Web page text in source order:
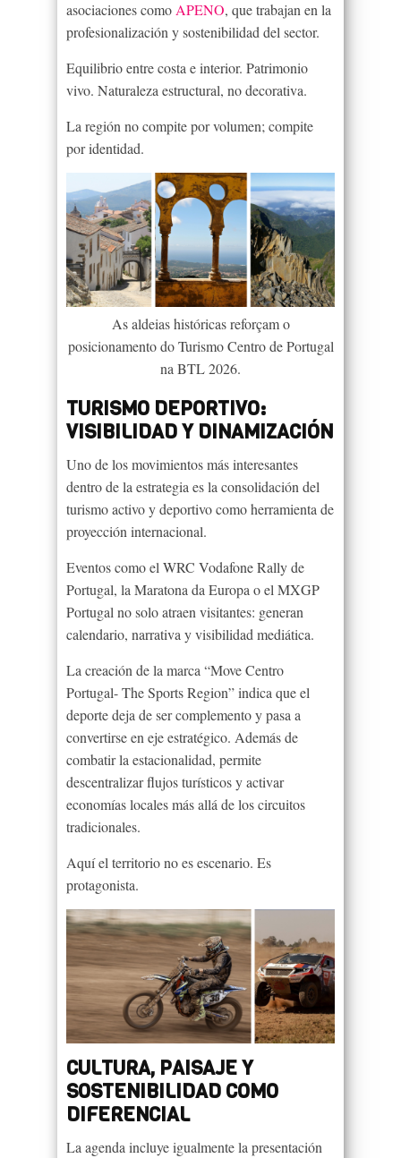
asociaciones como APENO, que trabajan en la
profesionalización y sostenibilidad del sector.
Equilibrio entre costa e interior. Patrimonio
vivo. Naturaleza estructural, no decorativa.
La región no compite por volumen; compite
por identidad.
As aldeias históricas reforçam o
posicionamento do Turismo Centro de Portugal
na BTL 2026.
TURISMO DEPORTIVO:
VISIBILIDAD Y DINAMIZACIÓN
Uno de los movimientos más interesantes
dentro de la estrategia es la consolidación del
turismo activo y deportivo como herramienta de
proyección internacional.
Eventos como el WRC Vodafone Rally de
Portugal, la Maratona da Europa o el MXGP
Portugal no solo atraen visitantes: generan
calendario, narrativa y visibilidad mediática.
La creación de la marca “Move Centro
Portugal- The Sports Region” indica que el
deporte deja de ser complemento y pasa a
convertirse en eje estratégico. Además de
combatir la estacionalidad, permite
descentralizar flujos turísticos y activar
economías locales más allá de los circuitos
tradicionales.
Aquí el territorio no es escenario. Es
protagonista.
CULTURA, PAISAJE Y
SOSTENIBILIDAD COMO
DIFERENCIAL
La agenda incluye igualmente la presentación